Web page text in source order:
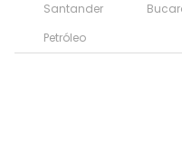
Santander
Petróleo